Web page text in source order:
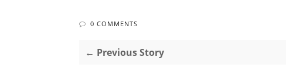
0 COMMENTS
← Previous Story